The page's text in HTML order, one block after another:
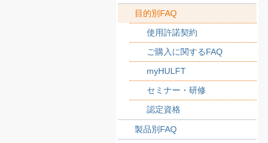
目的別FAQ
使用許諾契約
ご購入に関するFAQ
myHULFT
セミナー・研修
認定資格
製品別FAQ